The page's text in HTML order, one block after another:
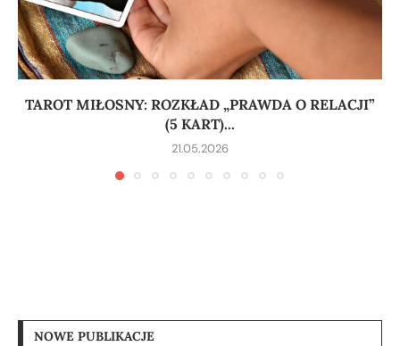
TAROT MIŁOSNY: ROZKŁAD „PRAWDA O RELACJI”
(5 KART)...
21.05.2026
NOWE PUBLIKACJE